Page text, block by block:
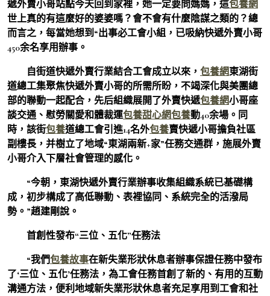
遞外賣小哥站點今天回到家裡，她一定要問媽媽，這包養網
世上真的有這麼好的婆婆嗎？會不會有什麼陰謀之類的？總
而言之，每當她想到“出事必工會小組，已吸納快遞外賣小哥
450余名享用辦事。
自街道快遞外賣行業結合工會成立以來， 包養網東湖街
道總工集聚焦快遞外賣小哥的所需所盼，不竭深化與美團總
部的聯動一起配合，先后組織展開了外賣快遞包養網小哥座
談交通、慰勞關愛和體裁運包養甜心網包養動40余場。同
時，該街包養道總工會引進14名外包養賣快遞小哥擔負社區
副樓長，并樹立了地域“東湖兩新+家”任務交通群，施展外賣
小哥介入下層社會管理的感化。
“今朝，東湖快遞外賣行業辦事收集組織系統已基礎構
成，初步構成了高低聯動、表裡協同、系統完全的活潑局
勢。”趙建剛說。
首創性發布“三位、五化”任務法
“我們包養故事在新失業形狀休息者辦事保證任務中發布
了‘三位、五化’任務法，為工會任務首創了新的、有用的互動
溝通方法，便利地域新失業形狀休息者充足享用到工會和社